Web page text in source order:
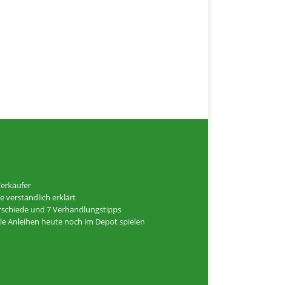
verständlich erklärt
und 7 Verhandlungstipps
Anleihen heute noch im Depot spielen